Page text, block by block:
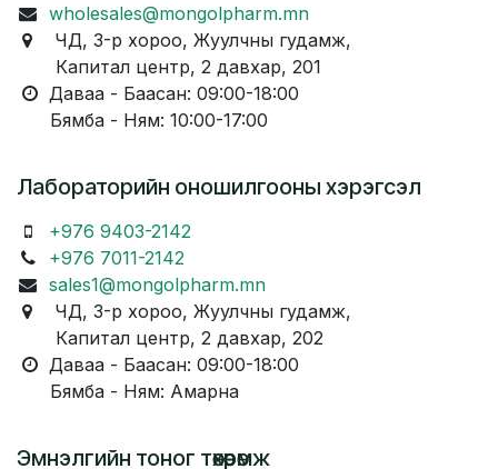
wholesales@mongolpharm.mn
ЧД, 3-р хороо, Жуулчны гудамж,
Капитал центр, 2 давхар, 201
Даваа - Баасан: 09:00-18:00
Бямба - Ням: 10:00-17:00
Лабораторийн оношилгооны хэрэгсэл
+976 9403-2142
+976 7011-2142
sales1@mongolpharm.mn
ЧД, 3-р хороо, Жуулчны гудамж,
Капитал центр, 2 давхар, 202
Даваа - Баасан: 09:00-18:00
Бямба - Ням: Амарна
Эмнэлгийн тоног төхөөрөмж